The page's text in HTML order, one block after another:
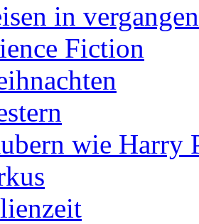
in
Fiction
wie Harry